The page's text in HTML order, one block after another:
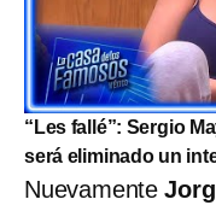
“Les fallé”: Sergio
será eliminado un
Nuevamente